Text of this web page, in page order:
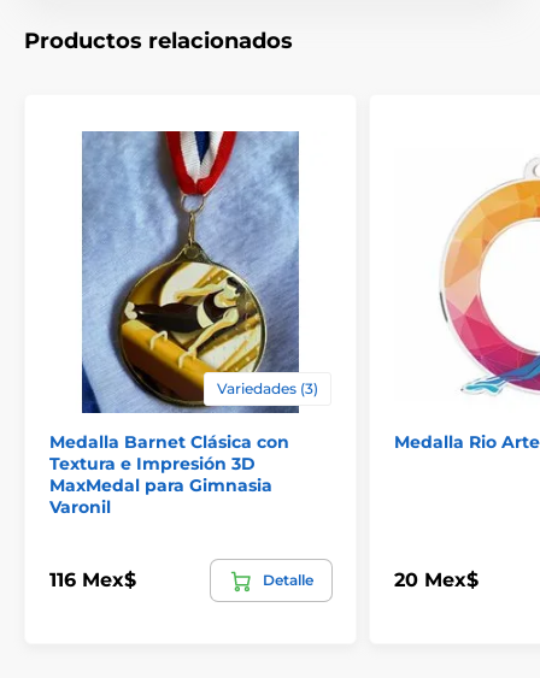
Productos relacionados
Variedades (3)
Medalla Barnet Clásica con
Textura e Impresión 3D
MaxMedal para Gimnasia
Varonil
116 Mex$ Detalle
Medalla Rio
20 Mex$